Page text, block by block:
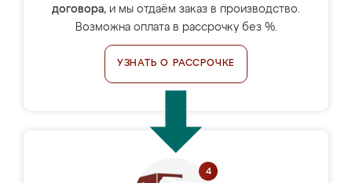
договора, и мы отдаём заказ в производство.
Возможна оплата в рассрочку без %.
УЗНАТЬ О РАССРОЧКЕ